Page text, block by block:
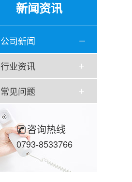
新闻资讯
公司新闻
行业资讯
常见问题
咨询热线
0793-8533766